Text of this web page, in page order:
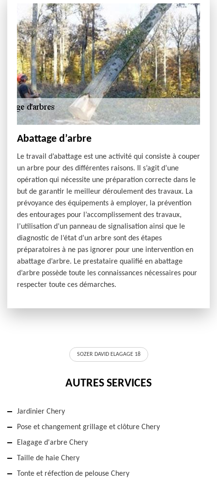
Abattage d’arbre
Le travail d’abattage est une activité qui consiste à couper
un arbre pour des différentes raisons. Il s’agit d’une
opération qui nécessite une préparation correcte dans le
but de garantir le meilleur déroulement des travaux. La
prévoyance des équipements à employer, la prévention
des entourages pour l’accomplissement des travaux,
l’utilisation d’un panneau de signalisation ainsi que le
diagnostic de l’état d’un arbre sont des étapes
préparatoires à ne pas ignorer pour une intervention en
abattage d’arbre. Le prestataire qualifié en abattage
d’arbre possède toute les connaissances nécessaires pour
respecter toute ces démarches.
SOZER DAVID ELAGAGE 18
AUTRES SERVICES
Jardinier Chery
Pose et changement grillage et clôture Chery
Elagage d'arbre Chery
Taille de haie Chery
Tonte et réfection de pelouse Chery